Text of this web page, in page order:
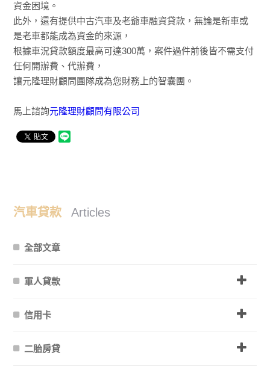
資金困境。
此外，還有提供中古汽車及老爺車融資貸款，無論是新車或
是老車都能成為資金的來源，
根據車況貸款額度最高可達300萬，案件過件前後皆不需支付
任何開辦費、代辦費，
讓元隆理財顧問團隊成為您財務上的智囊團。
馬上諮詢元隆理財顧問有限公司
汽車貸款 Articles
全部文章
軍人貸款
信用卡
二胎房貸